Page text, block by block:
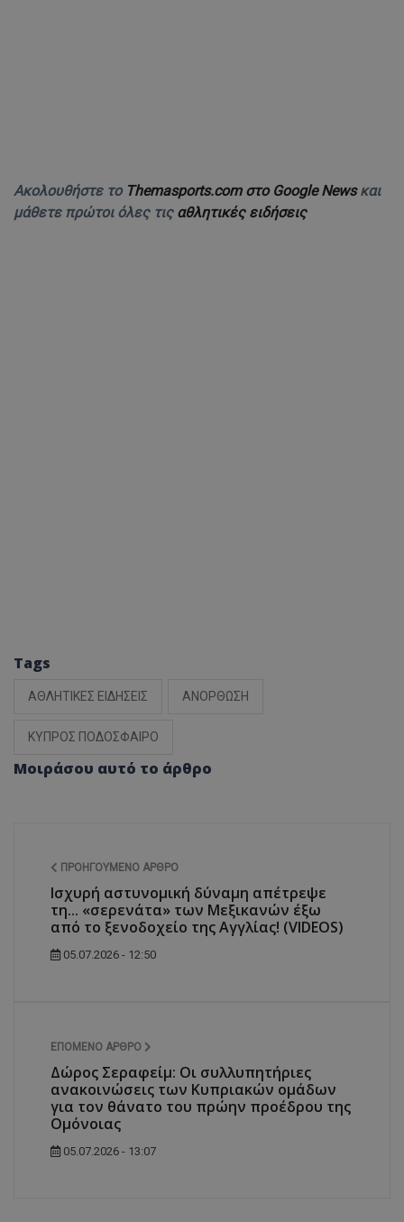
Ακολουθήστε το Themasports.com στο Google Newsκαι
μάθετε πρώτοι όλες τις αθλητικές ειδήσεις
Tags
ΑΘΛΗΤΙΚΕΣ ΕΙΔΗΣΕΙΣ ΑΝΟΡΘΩΣΗ
ΚΥΠΡΟΣ ΠΟΔΟΣΦΑΙΡΟ
Μοιράσου αυτό το άρθρο
ΠΡΟΗΓΟΎΜΕΝΟ ΆΡΘΡΟ
Ισχυρή αστυνομική δύναμη απέτρεψε
τη... «σερενάτα» των Μεξικανών έξω
από το ξενοδοχείο της Αγγλίας! (VIDEOS)
05.07.2026 - 12:50
ΕΠΌΜΕΝΟ ΆΡΘΡΟ
Δώρος Σεραφείμ: Οι συλλυπητήριες
ανακοινώσεις των Κυπριακών ομάδων
για τον θάνατο του πρώην προέδρου της
Ομόνοιας
05.07.2026 - 13:07